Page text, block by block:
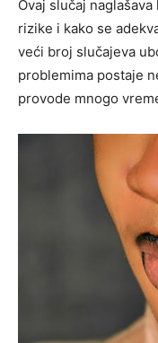
Ovaj slučaj
rizike i kako se
veći broj slučajeva
problemima postaje
provode mnogo